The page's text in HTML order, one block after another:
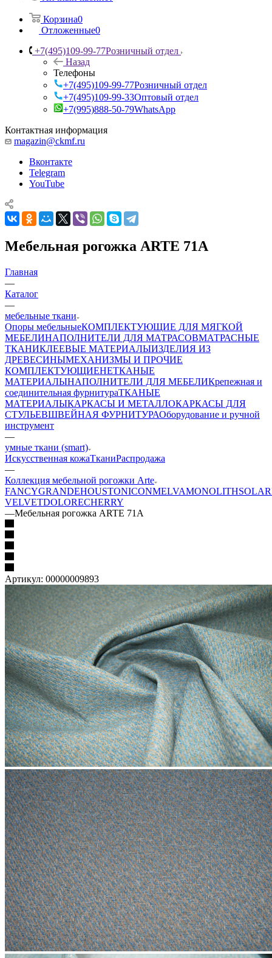
Корзина0
Отложенные0
+7(495)109-99-77Розничный отдел
Назад
Телефоны
+7(495)109-99-77Розничный отдел
+7(495)109-99-33Оптовый отдел
+7(995)888-50-79WhatsApp
Контактная информация
magazin@ckmf.ru
Вконтакте
Telegram
YouTube
Мебельная рогожка ARTE 71A
Главная
—
Каталог
—
мебельные ткани
Опоры мебельныеКОМПЛЕКТУЮЩИЕ ДЛЯ МЯГКОЙ
МЕБЕЛИНАПОЛНИТЕЛИ ДЛЯ МАТРАСОВМАТРАСНЫЕ
ТКАНИКЛЕЕВЫЕ МАТЕРИАЛЫИЗДЕЛИЯ ИЗ
ДРЕВЕСИНЫМЕХАНИЗМЫ И ПРОЧИЕ
КОМПЛЕКТУЮЩИЕНЕТКАНЫЕ
МАТЕРИАЛЫНАПОЛНИТЕЛИ ДЛЯ МЕБЕЛИКрепежная и
соединительная фурнитураТКАНЫЕ
МАТЕРИАЛЫКАРКАСЫ И МЕТАЛЛОКАРКАСЫ ДЛЯ
СТУЛЬЕВШВЕЙНАЯ ФУРНИТУРАОборудование и ручной
инструмент
—
умные ткани (smart)
Искусственная кожаТканиРаспродажа
—
Коллекция мебельной рогожки Arte
FANCYGRANDEHOUSTONICONMELVAMONOLITHSOLAR
VELVETDOLORECHERRY
—Мебельная рогожка ARTE 71A
Артикул: 00000009893